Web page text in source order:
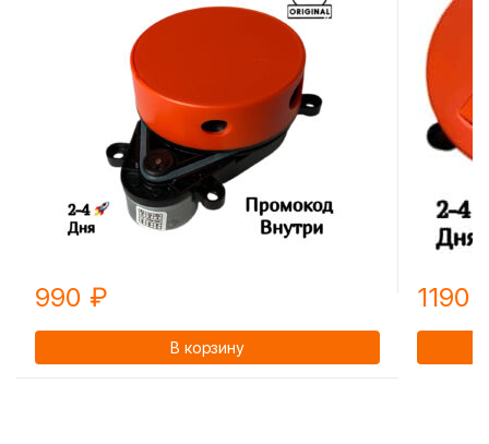
990 ₽
В корзину
1190